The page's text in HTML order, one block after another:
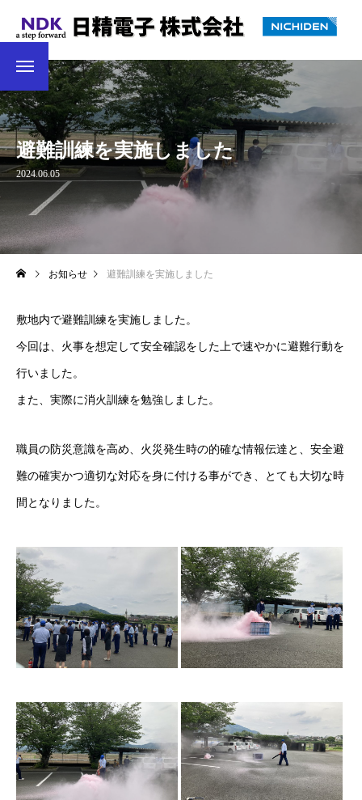
避難訓練を実施しました
2024.06.05
お知らせ 避難訓練を実施しました
敷地内で避難訓練を実施しました。
今回は、火事を想定して安全確認をした上で速やかに避難行動を
行いました。
また、実際に消火訓練を勉強しました。
職員の防災意識を高め、火災発生時の的確な情報伝達と、安全避
難の確実かつ適切な対応を身に付ける事ができ、とても大切な時
間となりました。